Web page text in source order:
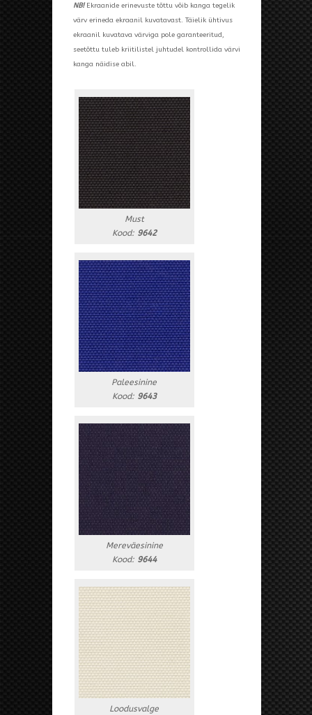
NB!Ekraanide erinevuste tõttu võib kanga tegelik
värv erineda ekraanil kuvatavast. Täielik ühtivus
ekraanil kuvatava värviga pole garanteeritud,
seetõttu tuleb kriitilistel juhtudel kontrollida värvi
kanga näidise abil.
Must
Kood: 9642
Paleesinine
Kood: 9643
Mereväesinine
Kood: 9644
Loodusvalge